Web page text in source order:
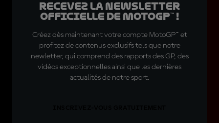
Recevez la Newsletter
officielle de MotoGP™ !
Créez dès maintenant votre compte MotoGP™ et
profitez de contenus exclusifs tels que notre
newletter, qui comprend des rapports des GP, des
vidéos exceptionnelles ainsi que les dernières
actualités de notre sport.